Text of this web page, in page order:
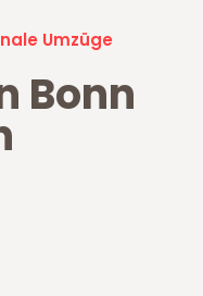
Umzüge
Bonn